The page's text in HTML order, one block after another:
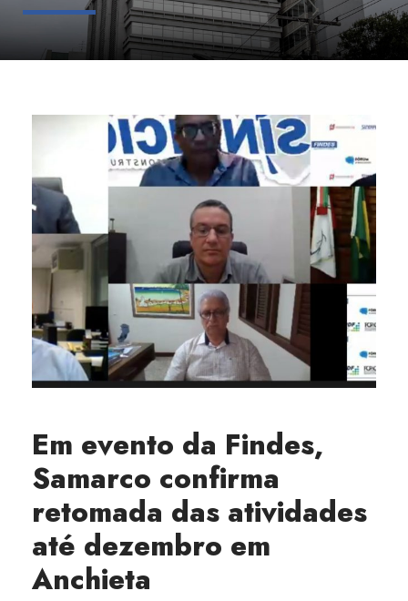
Em evento da Findes,
Samarco confirma
retomada das atividades
até dezembro em
Anchieta